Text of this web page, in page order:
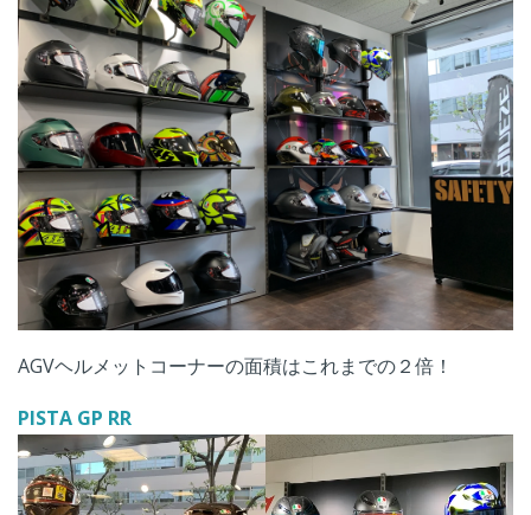
AGVヘルメットコーナーの面積はこれまでの２倍！
PISTA GP RR